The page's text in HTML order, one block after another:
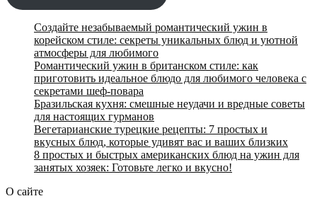
Создайте незабываемый романтический ужин в
корейском стиле: секреты уникальных блюд и уютной
атмосферы для любимого
Романтический ужин в британском стиле: как
приготовить идеальное блюдо для любимого человека с
секретами шеф-повара
Бразильская кухня: смешные неудачи и вредные советы
для настоящих гурманов
Вегетарианские турецкие рецепты: 7 простых и
вкусных блюд, которые удивят вас и ваших близких
8 простых и быстрых американских блюд на ужин для
занятых хозяек: Готовьте легко и вкусно!
О сайте